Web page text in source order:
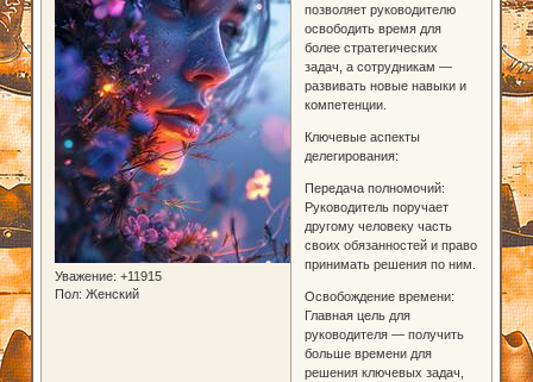
Уважение: +11915
Пол: Женский
позволяет руководителю
освободить время для
более стратегических
задач, а сотрудникам —
развивать новые навыки и
компетенции.
Ключевые аспекты
делегирования:
Передача полномочий:
Руководитель поручает
другому человеку часть
своих обязанностей и право
принимать решения по ним.
Освобождение времени:
Главная цель для
руководителя — получить
больше времени для
решения ключевых задач,